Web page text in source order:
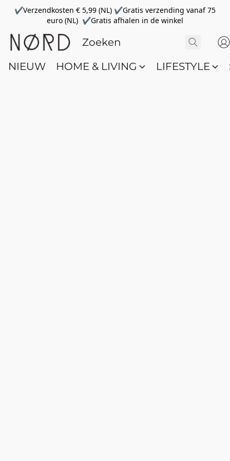
✔Verzendkosten € 5,99 (NL) ✔Gratis verzending vanaf 75
euro (NL) ✔Gratis afhalen in de winkel
NIEUW HOME & LIVING LIFESTYLE